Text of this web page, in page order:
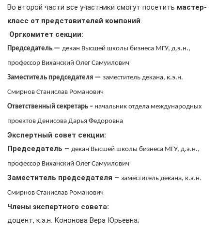
Во второй части все участники смогут посетить мастер-
класс от представителей компаний.
Оргкомитет секции:
Председатель — декан Высшей школы бизнеса МГУ, д.э.н.,
профессор Виханский Олег Самуилович
Заместитель председателя — заместитель декана, к.э.н.
Смирнов Станислав Романович
Ответственный секретарь – начальник отдела международных
проектов Денисова Дарья Федоровна
Экспертный совет секции:
Председатель – декан Высшей школы бизнеса МГУ, д.э.н.,
профессор Виханский Олег Самуилович
Заместитель председателя – заместитель декана, к.э.н.
Смирнов Станислав Романович
Члены экспертного совета:
доцент, к.э.н. Кононова Вера Юрьевна;